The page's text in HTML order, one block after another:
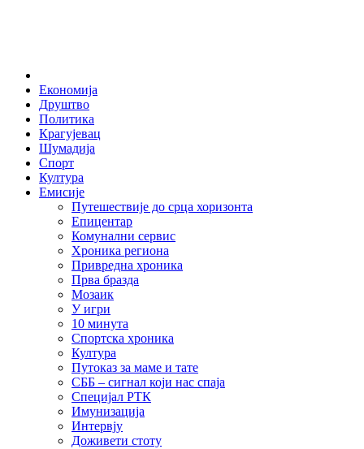
Економија
Друштво
Политика
Крагујевац
Шумадија
Спорт
Култура
Емисије
Путешествије до срца хоризонта
Епицентар
Комунални сервис
Хроника региона
Привредна хроника
Прва бразда
Мозаик
У игри
10 минута
Спортска хроника
Култура
Путоказ за маме и тате
СББ – сигнал који нас спаја
Специјал РТК
Имунизација
Интервју
Доживети стоту